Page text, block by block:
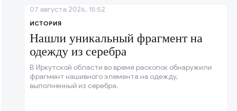
ИСТОРИЯ
Нашли уникальный фрагмент на
одежду из серебра
В Иркутской области во время раскопок обнаружили
фрагмент нашивного элемента на одежду,
выполненный из серебра.
07 августа 2026, 15:52